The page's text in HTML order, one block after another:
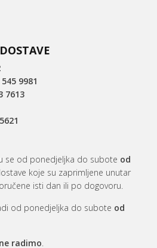
9981
7613
se od ponedjeljka do subote od
koje su zaprimljene unutar
isti dan ili po dogovoru.
od ponedjeljka do subote od
radimo.